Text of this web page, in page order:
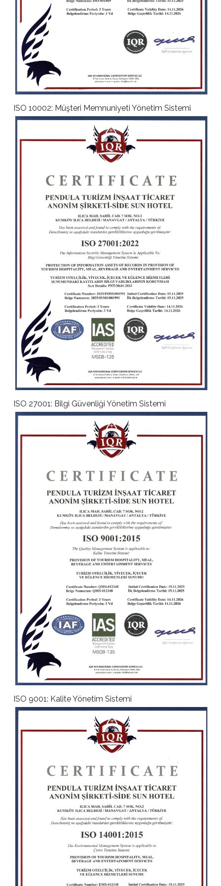
ISO 10002: Müşteri Memnuniyeti Yönetim Sistemi
ISO 27001: Bilgi Güvenliği Yönetim Sistemi
ISO 9001: Kalite Yönetim Sistemi